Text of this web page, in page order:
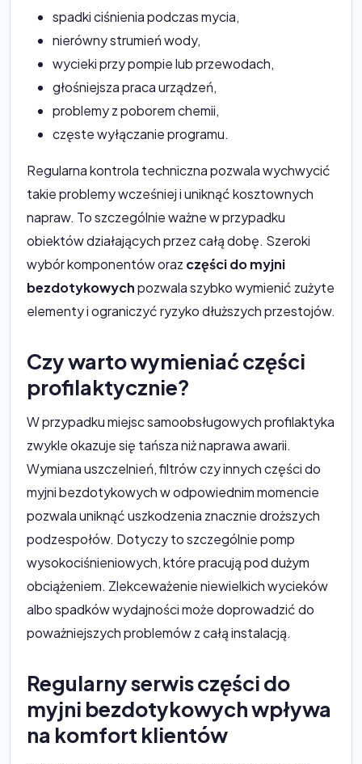
spadki ciśnienia podczas mycia,
nierówny strumień wody,
wycieki przy pompie lub przewodach,
głośniejsza praca urządzeń,
problemy z poborem chemii,
częste wyłączanie programu.
Regularna kontrola techniczna pozwala wychwycić
takie problemy wcześniej i uniknąć kosztownych
napraw. To szczególnie ważne w przypadku
obiektów działających przez całą dobę. Szeroki
wybór komponentów oraz części do myjni
bezdotykowychpozwala szybko wymienić zużyte
elementy i ograniczyć ryzyko dłuższych przestojów.
Czy warto wymieniać części
profilaktycznie?
W przypadku miejsc samoobsługowych profilaktyka
zwykle okazuje się tańsza niż naprawa awarii.
Wymiana uszczelnień, filtrów czy innych części do
myjni bezdotykowych w odpowiednim momencie
pozwala uniknąć uszkodzenia znacznie droższych
podzespołów. Dotyczy to szczególnie pomp
wysokociśnieniowych, które pracują pod dużym
obciążeniem. Zlekceważenie niewielkich wycieków
albo spadków wydajności może doprowadzić do
poważniejszych problemów z całą instalacją.
Regularny serwis części do
myjni bezdotykowych wpływa
na komfort klientów